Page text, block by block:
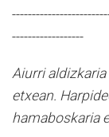
------------------
Aiurri
etxean.
hamaboskaria